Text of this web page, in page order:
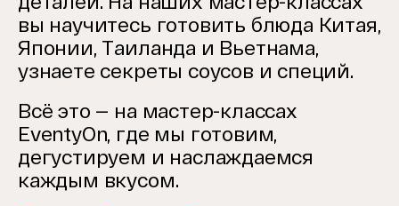
вы научитесь готовить блюда Китая,
Японии, Таиланда и Вьетнама,
узнаете секреты соусов и специй.
Всё это — на мастер-классах
EventyOn, где мы готовим,
дегустируем и наслаждаемся
каждым вкусом.